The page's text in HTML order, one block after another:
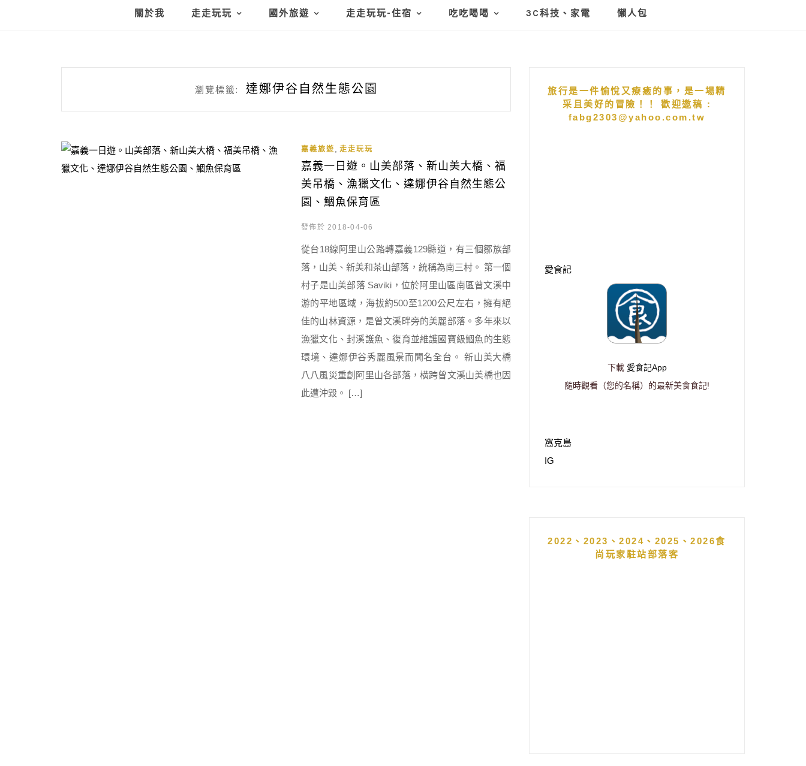
關於我 走走玩玩 國外旅遊 走走玩玩-住宿 吃吃喝喝 3C科技、家電 懶人包
瀏覽標籤: 達娜伊谷自然生態公園
嘉義旅遊 走走玩玩
嘉義一日遊。山美部落、新山美大橋、福
美吊橋、漁獵文化、達娜伊谷自然生態公
園、鯝魚保育區
發佈於 2018-04-06
從台18線阿里山公路轉嘉義129縣道，有三個鄒族部
落，山美、新美和茶山部落，統稱為南三村。 第一個
村子是山美部落 Saviki，位於阿里山區南區曾文溪中
游的平地區域，海拔約500至1200公尺左右，擁有絕
佳的山林資源，是曾文溪畔旁的美麗部落。多年來以
漁獵文化、封溪護魚、復育並維護國寶級鯝魚的生態
環境、達娜伊谷秀麗風景而聞名全台。 新山美大橋
八八風災重創阿里山各部落，橫跨曾文溪山美橋也因
此遭沖毀。 […]
旅行是一件愉悅又療癒的事，是一場精
采且美好的冒險！！ 歡迎邀稿 :
fabg2303@yahoo.com.tw
愛食記
下載 愛食記App
隨時觀看（您的名稱）的最新美食食記!
窩克島
IG
2022、2023、2024、2025、2026食
尚玩家駐站部落客